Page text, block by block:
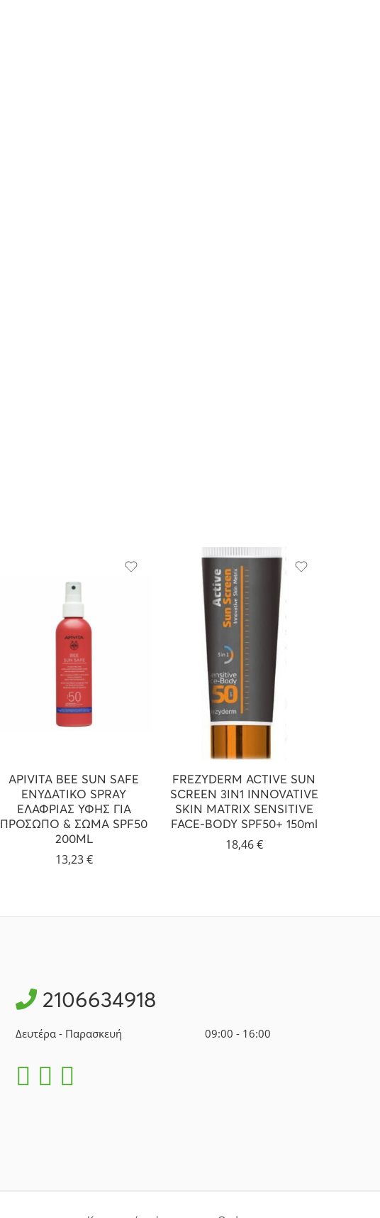
APIVITA BEE SUN SAFE
ΕΝΥΔΑΤΙΚΟ SPRAY
ΕΛΑΦΡΙΑΣ ΥΦΗΣ ΓΙΑ
ΠΡΟΣΩΠΟ & ΣΩΜΑ SPF50
200ML
13,23€
FREZYDERM ACTIVE SUN
SCREEN 3IN1 INNOVATIVE
SKIN MATRIX SENSITIVE
FACE-BODY SPF50+ 150ml
18,46€
2106634918
Δευτέρα - Παρασκευή 09:00 - 16:00